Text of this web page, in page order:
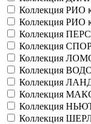
Коллекция
Коллекция РИО
Коллекция
Коллекция
Коллекция
Коллекция
Коллекция
Коллекция
Коллекция
Коллекция